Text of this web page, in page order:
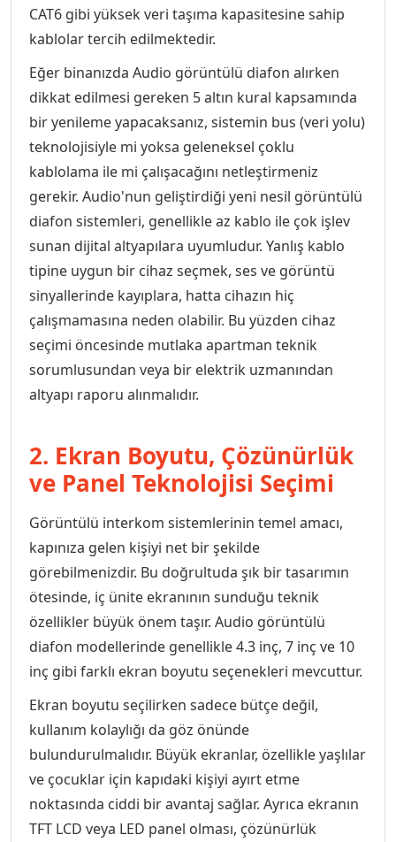
CAT6 gibi yüksek veri taşıma kapasitesine sahip
kablolar tercih edilmektedir.
Eğer binanızda Audio görüntülü diafon alırken
dikkat edilmesi gereken 5 altın kural kapsamında
bir yenileme yapacaksanız, sistemin bus (veri yolu)
teknolojisiyle mi yoksa geleneksel çoklu
kablolama ile mi çalışacağını netleştirmeniz
gerekir. Audio'nun geliştirdiği yeni nesil görüntülü
diafon sistemleri, genellikle az kablo ile çok işlev
sunan dijital altyapılara uyumludur. Yanlış kablo
tipine uygun bir cihaz seçmek, ses ve görüntü
sinyallerinde kayıplara, hatta cihazın hiç
çalışmamasına neden olabilir. Bu yüzden cihaz
seçimi öncesinde mutlaka apartman teknik
sorumlusundan veya bir elektrik uzmanından
altyapı raporu alınmalıdır.
2. Ekran Boyutu, Çözünürlük
ve Panel Teknolojisi Seçimi
Görüntülü interkom sistemlerinin temel amacı,
kapınıza gelen kişiyi net bir şekilde
görebilmenizdir. Bu doğrultuda şık bir tasarımın
ötesinde, iç ünite ekranının sunduğu teknik
özellikler büyük önem taşır. Audio görüntülü
diafon modellerinde genellikle 4.3 inç, 7 inç ve 10
inç gibi farklı ekran boyutu seçenekleri mevcuttur.
Ekran boyutu seçilirken sadece bütçe değil,
kullanım kolaylığı da göz önünde
bulundurulmalıdır. Büyük ekranlar, özellikle yaşlılar
ve çocuklar için kapıdaki kişiyi ayırt etme
noktasında ciddi bir avantaj sağlar. Ayrıca ekranın
TFT LCD veya LED panel olması, çözünürlük